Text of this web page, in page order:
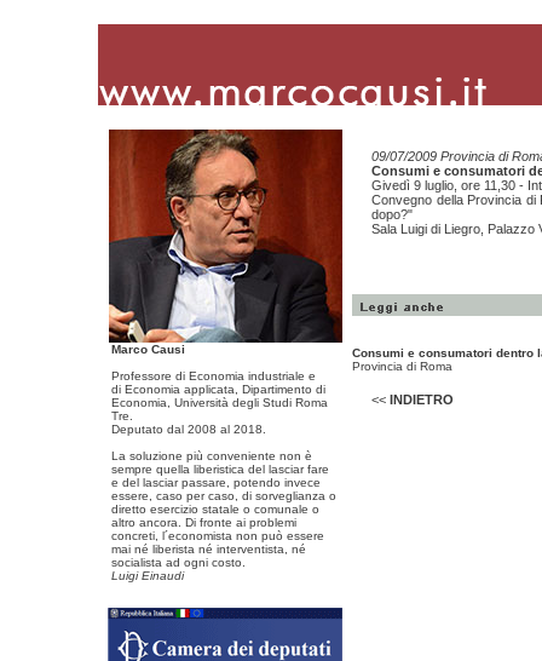
Marco Causi
Professore di Economia industriale e
di Economia applicata, Dipartimento di
Economia, Università degli Studi Roma
Tre.
Deputato dal 2008 al 2018.
La soluzione più conveniente non è
sempre quella liberistica del lasciar fare
e del lasciar passare, potendo invece
essere, caso per caso, di sorveglianza o
diretto esercizio statale o comunale o
altro ancora. Di fronte ai problemi
concreti, l´economista non può essere
mai né liberista né interventista, né
socialista ad ogni costo.
Luigi Einaudi
09/07/2009 Provincia di
Consumi e consumatori
Givedì 9 luglio, ore 11,30 -
Convegno della Provincia
dopo?"
Sala Luigi di Liegro, Palazzo
Consumi e consumatori dentro
Provincia di Roma
<< INDIETRO